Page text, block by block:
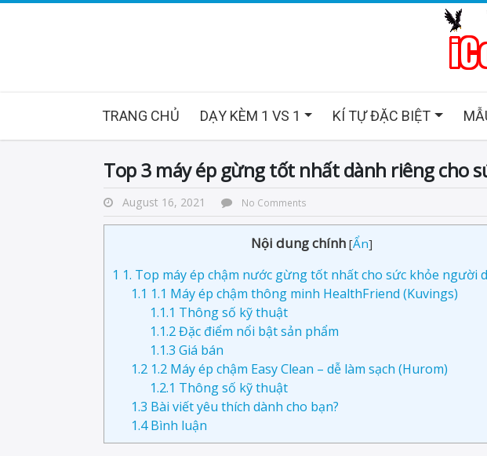
TRANG CHỦ DẠY KÈM 1 VS 1 KÍ TỰ ĐẶC BIỆT
Top 3 máy ép gừng tốt nhất dành riêng cho
August 16, 2021 No Comments
Nội dung chính [Ẩn]
1 1. Top máy ép chậm nước gừng tốt nhất cho sức khỏe người
1.1 1.1 Máy ép chậm thông minh HealthFriend (Kuvings)
1.1.1 Thông số kỹ thuật
1.1.2Đặc điểm nổi bật sản phẩm
1.1.3 Giá bán
1.2 1.2 Máy ép chậm Easy Clean – dễ làm sạch (Hurom)
1.2.1 Thông số kỹ thuật
1.3 Bài viết yêu thích dành cho bạn?
1.4Bình luận